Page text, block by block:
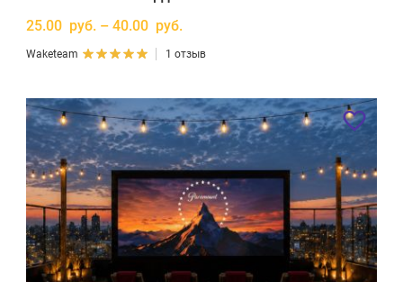
25.00 руб. – 40.00 руб.
Waketeam 1 отзыв